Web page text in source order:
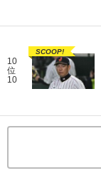
10
位
10
SCOOP!